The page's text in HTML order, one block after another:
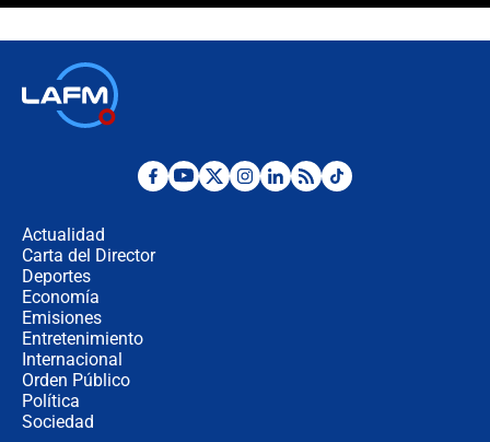
Posesión de Abelardo De La Espriella
Actualidad
Carta del Director
Deportes
Economía
Emisiones
Entretenimiento
Internacional
Orden Público
Política
Sociedad